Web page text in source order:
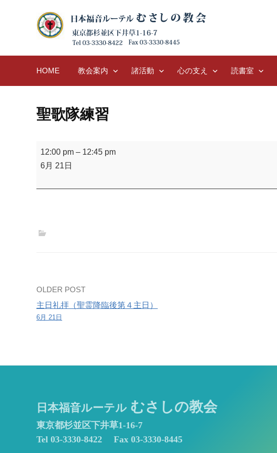
HOME 教会案内 諸活動 心の支え 読書室
聖歌隊練習
聖
歌
練
12:00 pm – 12:45 pm
6月 21日
Post
navigation
OLDER POST
主日礼拝（聖霊降臨後第４主日）
6月 21日
日本福音ルーテル むさしの教会
東京都杉並区下井草1-16-7
Tel 03-3330-8422
Fax 03-3330-8445